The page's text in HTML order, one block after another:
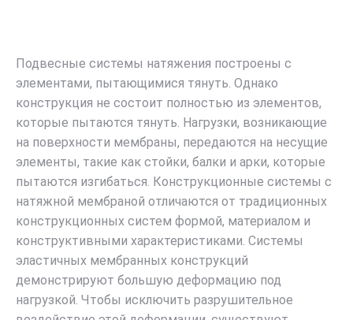
Подвесные системы натяжения построены с
элементами, пытающимися тянуть. Однако
конструкция не состоит полностью из элементов,
которые пытаются тянуть. Нагрузки, возникающие
на поверхности мембраны, передаются на несущие
элементы, такие как стойки, балки и арки, которые
пытаются изгибаться. Конструкционные системы с
натяжной мембраной отличаются от традиционных
конструкционных систем формой, материалом и
конструктивными характеристиками. Системы
эластичных мембранных конструкций
демонстрируют большую деформацию под
нагрузкой. Чтобы исключить разрушительное